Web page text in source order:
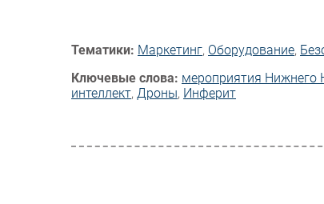
Тематики: Маркетинг, Оборудование,
Ключевые слова: мероприятия Нижнего
интеллект, Дроны, Инферит